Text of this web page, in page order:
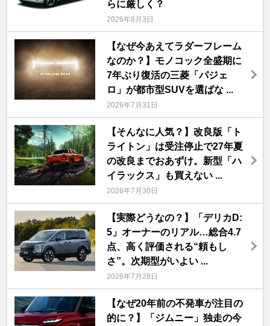
らに厳しく？
2026年8月3日
【なぜ今あえてラダーフレーム
なのか？】モノコック全盛期に
7年ぶり復活の三菱「パジェ
ロ」が都市型SUVを選ばな ...
2026年7月31日
【そんなに人気？】改良版「ト
ライトン」は受注停止で27年夏
の改良までおあずけ。新型「ハ
イラックス」も買えない ...
2026年7月30日
【実際どうなの？】「デリカD:
5」オーナーのリアル…総合4.7
点、高く評価される“頼もし
さ”。次期型がいよい ...
2026年7月28日
【なぜ20年前の不発車が注目の
的に？】「ジムニー」独走の今